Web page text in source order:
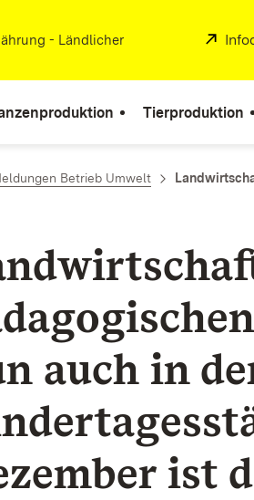
- Ländlicher
Tierproduktion
Betrieb Umwelt
auch in
ist